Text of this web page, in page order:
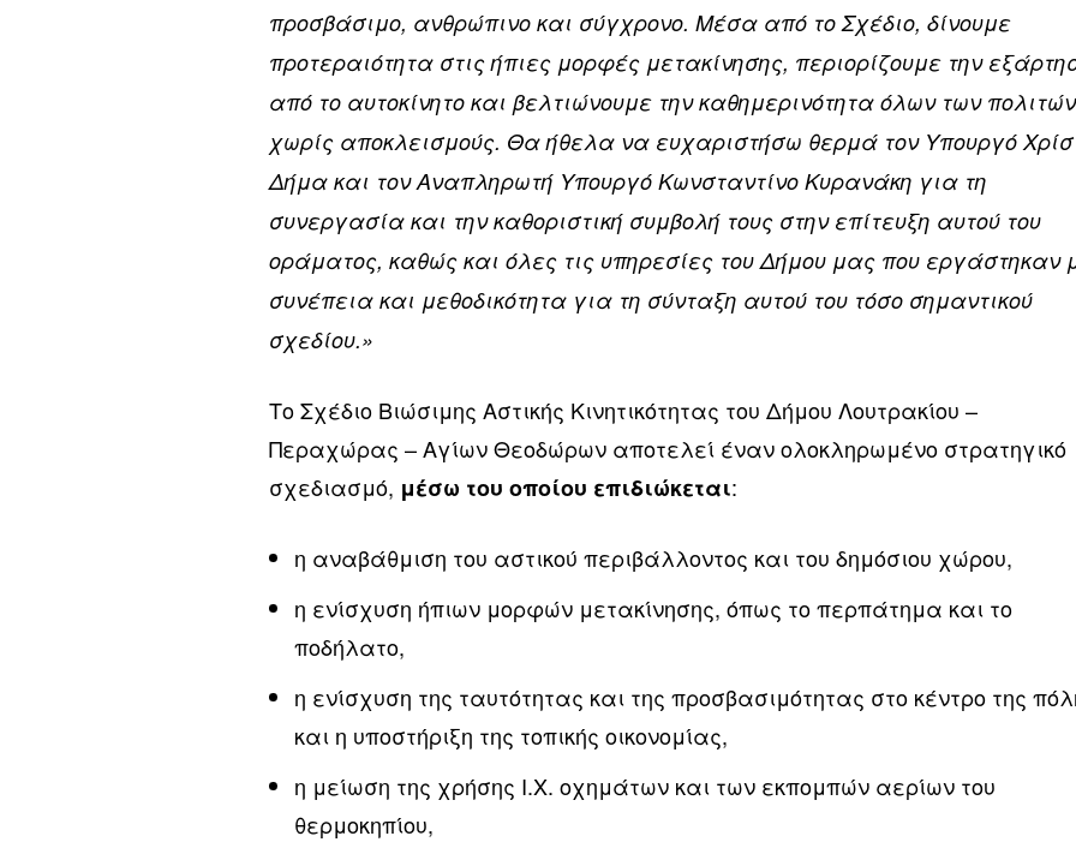
προσβάσιμο, ανθρώπινο και σύγχρονο. Μέσα από το Σχέδιο, δίνουμε
προτεραιότητα στις ήπιες μορφές μετακίνησης, περιορίζουμε την
από το αυτοκίνητο και βελτιώνουμε την καθημερινότητα όλων των
χωρίς αποκλεισμούς. Θα ήθελα να ευχαριστήσω θερμά τον Υπουργό
Δήμα και τον Αναπληρωτή Υπουργό Κωνσταντίνο Κυρανάκη για τη
συνεργασία και την καθοριστική συμβολή τους στην επίτευξη αυτού του
οράματος, καθώς και όλες τις υπηρεσίες του Δήμου μας που εργάστηκαν
συνέπεια και μεθοδικότητα για τη σύνταξη αυτού του τόσο σημαντικού
σχεδίου.»
Το Σχέδιο Βιώσιμης Αστικής Κινητικότητας του Δήμου Λουτρακίου –
Περαχώρας – Αγίων Θεοδώρων αποτελεί έναν ολοκληρωμένο στρατηγικό
σχεδιασμό, μέσω του οποίου επιδιώκεται:
η αναβάθμιση του αστικού περιβάλλοντος και του δημόσιου χώρου,
η ενίσχυση ήπιων μορφών μετακίνησης, όπως το περπάτημα και το
ποδήλατο,
η ενίσχυση της ταυτότητας και της προσβασιμότητας στο κέντρο της
και η υποστήριξη της τοπικής οικονομίας,
η μείωση της χρήσης Ι.Χ. οχημάτων και των εκπομπών αερίων του
θερμοκηπίου,